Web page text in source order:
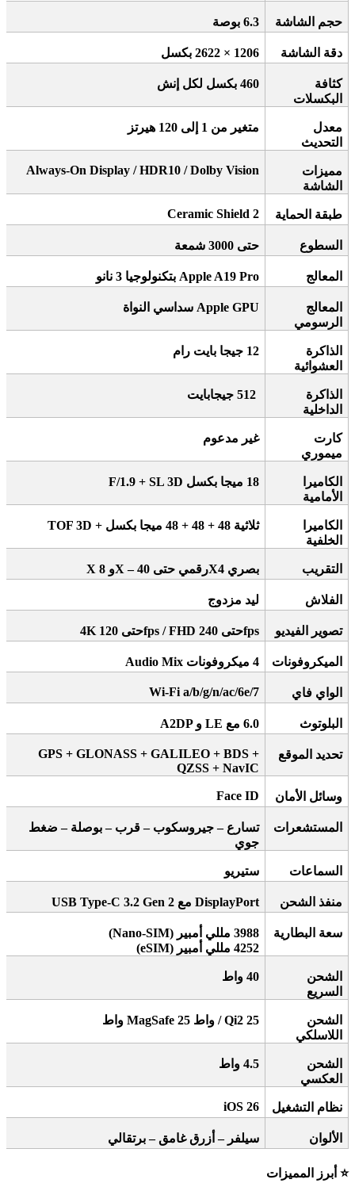
حجم الشاشة 6.3 بوصة
دقة الشاشة 1206 × 2622 بكسل
كثافة
البكسلات
460 بكسل لكل إنش
معدل
التحديث
متغير من 1 إلى 120 هيرتز
مميزات
الشاشة
Always-On Display / HDR10 / Dolby Vision
طبقة الحماية Ceramic Shield 2
السطوع حتى 3000 شمعة
المعالج Apple A19 Pro بتكنولوجيا 3 نانو
المعالج
الرسومي
Apple GPU سداسي النواة
الذاكرة
العشوائية
12 جيجا بايت رام
الذاكرة
الداخلية
512 جيجابايت
كارت
ميموري
غير مدعوم
الكاميرا
الأمامية
18 ميجا بكسل
الكاميرا
الخلفية
ثلاثية 48 + 48 + 48 ميجا بكسل + TOF 3D
التقريب بصري 4 X و 8X – رقمي حتى 40X
الفلاش ليد مزدوج
تصوير الفيديو 4K حتى 120fps / FHD حتى 240fps
الميكروفونات 4 ميكروفونات Audio Mix
الواي فاي Wi-Fi a/b/g/n/ac/6e/7
البلوتوث 6.0 مع وLE
تحديد الموقع
GPS + GLONASS + GALILEO + BDS +
QZSS + NavIC
وسائل الأمان Face ID
المستشعرات
تسارع – جيروسكوب – قرب – بوصلة – ضغط
جوي
السماعات ستيريو
منفذ الشحن USB Type-C 3.2 Gen 2 مع DisplayPort
سعة البطارية 3988 مللي أمبير (Nano-SIM)
4252 مللي أمبير (eSIM)
الشحن
السريع
40 واط
الشحن
اللاسلكي
MagSafe 25 واط/ Qi2 25 واط
الشحن
العكسي
4.5 واط
نظام التشغيل iOS 26
الألوان سيلفر – أزرق غامق – برتقالي
⭐ أبرز المميزات